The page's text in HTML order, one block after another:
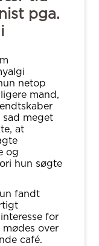
pga.
netop
mand,
meget
at
og
hun søgte
fandt
for
over
café.